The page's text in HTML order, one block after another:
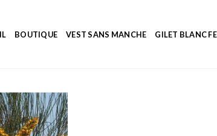
BOUTIQUE VEST SANS MANCHE GILET BLANC